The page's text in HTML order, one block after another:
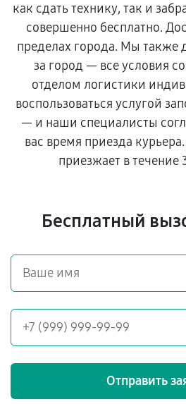
как сдать технику, так и
совершенно бесплатно.
пределах города. Мы также
за город — все условия
отделом логистики
воспользоваться услугой
— и наши специалисты
вас время приезда
приезжает в течение
Бесплатный
Отправить